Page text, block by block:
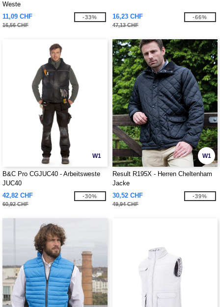
Weste
11,09 CHF
16,56 CHF
-33% 16,23 CHF
47,13 CHF
-66%
W1
B&C Pro CGJUC40 - Arbeitsweste
JUC40
42,82 CHF
60,92 CHF
-30%
W1
Result R195X - Herren Cheltenham
Jacke
30,52 CHF
49,94 CHF
-39%